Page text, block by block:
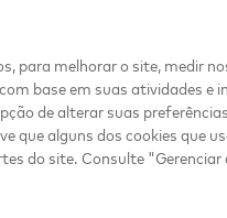
de crédito formal. A
em toda a América
instituições
em estágio
meses de duração,
para melhorar o site, medir
base em suas atividades e
de alterar suas
que alguns dos cookies que
do site. Consulte "Gerenciar